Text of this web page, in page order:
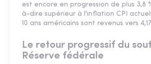
est encore en progression de plus 3,8
à-dire supérieur à l'inflation CPI
10 ans américains sont revenus vers 4,17
Le retour progressif du
Réserve fédérale